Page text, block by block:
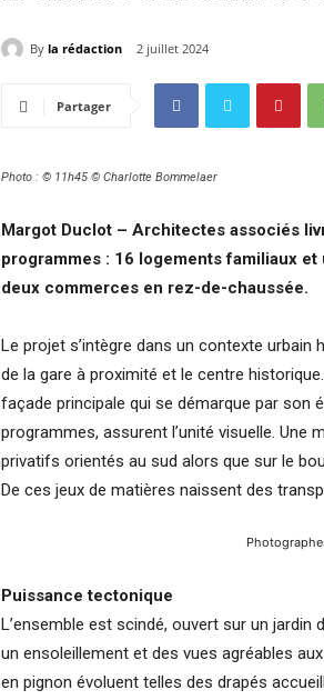
By la rédaction 2 juillet 2024
Partager
Photo : © 11h45 © Charlotte Bommelaer
Margot Duclot – Architectes associés
programmes : 16 logements familiaux
deux commerces en rez-de-chaussée.
Le projet s’intègre dans un contexte
de la gare à proximité et le centre
façade principale qui se démarque par son
programmes, assurent l’unité visuelle. Une
privatifs orientés au sud alors que sur le
De ces jeux de matières naissent des
Puissance tectonique
L’ensemble est scindé, ouvert sur un
un ensoleillement et des vues agréables
en pignon évoluent telles des drapés